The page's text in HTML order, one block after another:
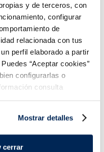
y de terceros, con
configurar
de
relacionada con tus
perfil elaborado a partir
“Aceptar cookies”
configurarlas o
consulta
Mostrar detalles
cerrar
Bolsa 2 kg
menú de 10!